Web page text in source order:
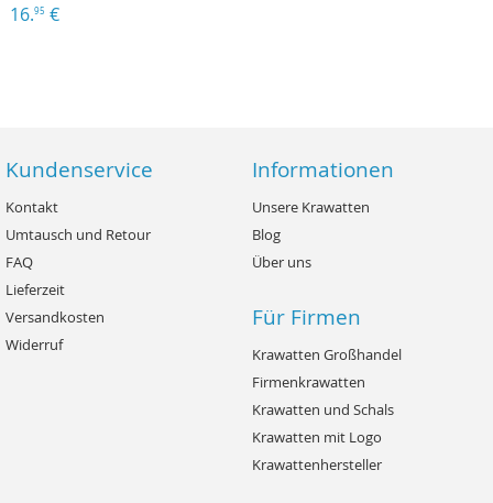
16.95 €
Kundenservice
Kontakt
Umtausch und Retour
FAQ
Lieferzeit
Versandkosten
Widerruf
Informationen
Unsere Krawatten
Blog
Über uns
Für Firmen
Krawatten Großhandel
Firmenkrawatten
Krawatten und Schals
Krawatten mit Logo
Krawattenhersteller